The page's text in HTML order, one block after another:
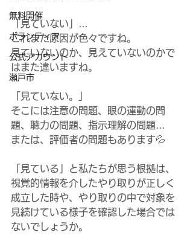
無料開催
ボランティア
公式アカウント
瀬戸市
「見ていない」…
これまた原因が色々ですね。
見ていないのか、見えていないのかで
はまた違いますね。
「見ていない。」
そこには注意の問題、眼の運動の問
題、聴力の問題、指示理解の問題…
または、評価者の問題もあります💦
「見ている」と私たちが思う根拠は、
視覚的情報を介したやり取りが正しく
成立した時や、やり取りの中で対象を
見続けている様子を確認した場合では
ないでしょうか。